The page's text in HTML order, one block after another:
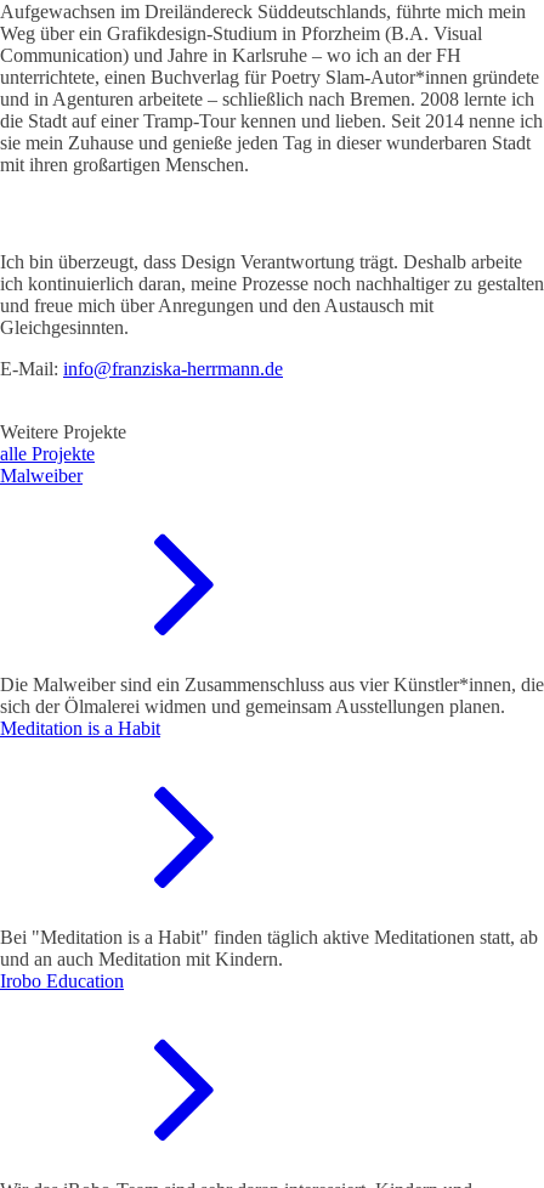
Aufgewachsen im Dreiländereck Süddeutschlands, führte mich mein
Weg über ein Grafikdesign-Studium in Pforzheim (B.A. Visual
Communication) und Jahre in Karlsruhe – wo ich an der FH
unterrichtete, einen Buchverlag für Poetry Slam-Autor*innen gründete
und in Agenturen arbeitete – schließlich nach Bremen. 2008 lernte ich
die Stadt auf einer Tramp-Tour kennen und lieben. Seit 2014 nenne ich
sie mein Zuhause und genieße jeden Tag in dieser wunderbaren Stadt
mit ihren großartigen Menschen.​
Ich bin überzeugt, dass Design Verantwortung trägt. Deshalb arbeite
ich kontinuierlich daran, meine Prozesse noch nachhaltiger zu gestalten
und freue mich über Anregungen und den Austausch mit
Gleichgesinnten.
E-Mail: info@franziska-herrmann.de
Weitere Projekte
alle Projekte
Malweiber
Die Malweiber sind ein Zusammenschluss aus vier Künstler*innen, die
sich der Ölmalerei widmen und gemeinsam Ausstellungen planen.
Meditation is a Habit
Bei "Meditation is a Habit" finden täglich aktive Meditationen statt, ab
und an auch Meditation mit Kindern.
Irobo Education